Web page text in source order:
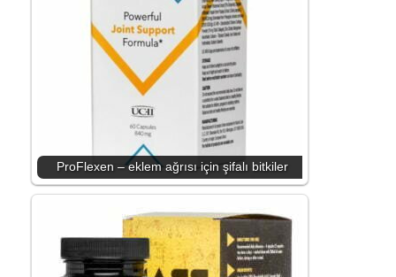
ProFlexen – eklem ağrısı için şifalı bitkiler